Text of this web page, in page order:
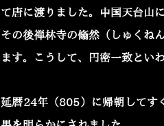
て唐に渡りました。中国天台山
その後禅林寺の翛然（しゅくね
ます。こうして、円密一致とい
延暦24年（805）に帰朝してす